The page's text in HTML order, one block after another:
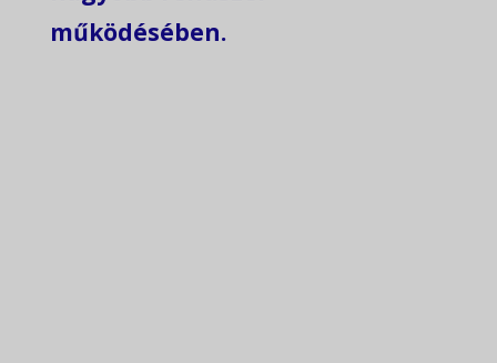
működésében.